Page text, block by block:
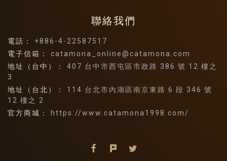
聯絡我們
電話：
+886-4-22587517
電子信箱：
catamona_online@catamona.com
地址（台中）：
407 台中市西屯區市政路 386 號 12 樓之
3
地址（台北）：
114 台北市內湖區南京東路 6 段 346 號
12 樓之 2
官方商城：
https://www.catamona1998.com/